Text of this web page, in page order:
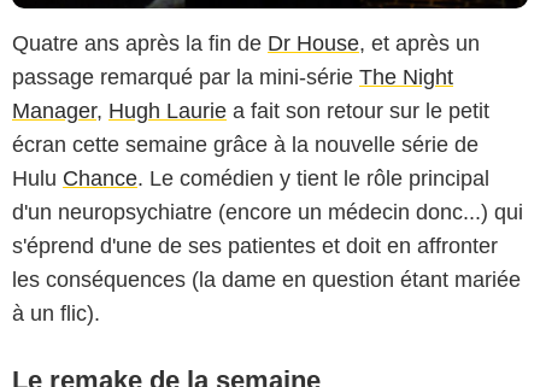
Quatre ans après la fin de Dr House, et après un
passage remarqué par la mini-série The Night
Manager, Hugh Laurie a fait son retour sur le petit
écran cette semaine grâce à la nouvelle série de
Hulu Chance. Le comédien y tient le rôle principal
d'un neuropsychiatre (encore un médecin donc...) qui
s'éprend d'une de ses patientes et doit en affronter
les conséquences (la dame en question étant mariée
à un flic).
Le remake de la semaine